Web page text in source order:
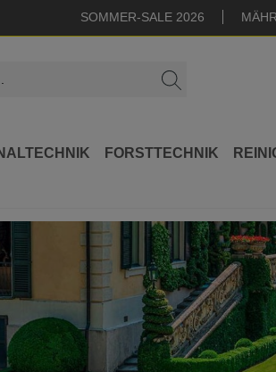
SOMMER-SALE 2026
FORSTTECHNIK